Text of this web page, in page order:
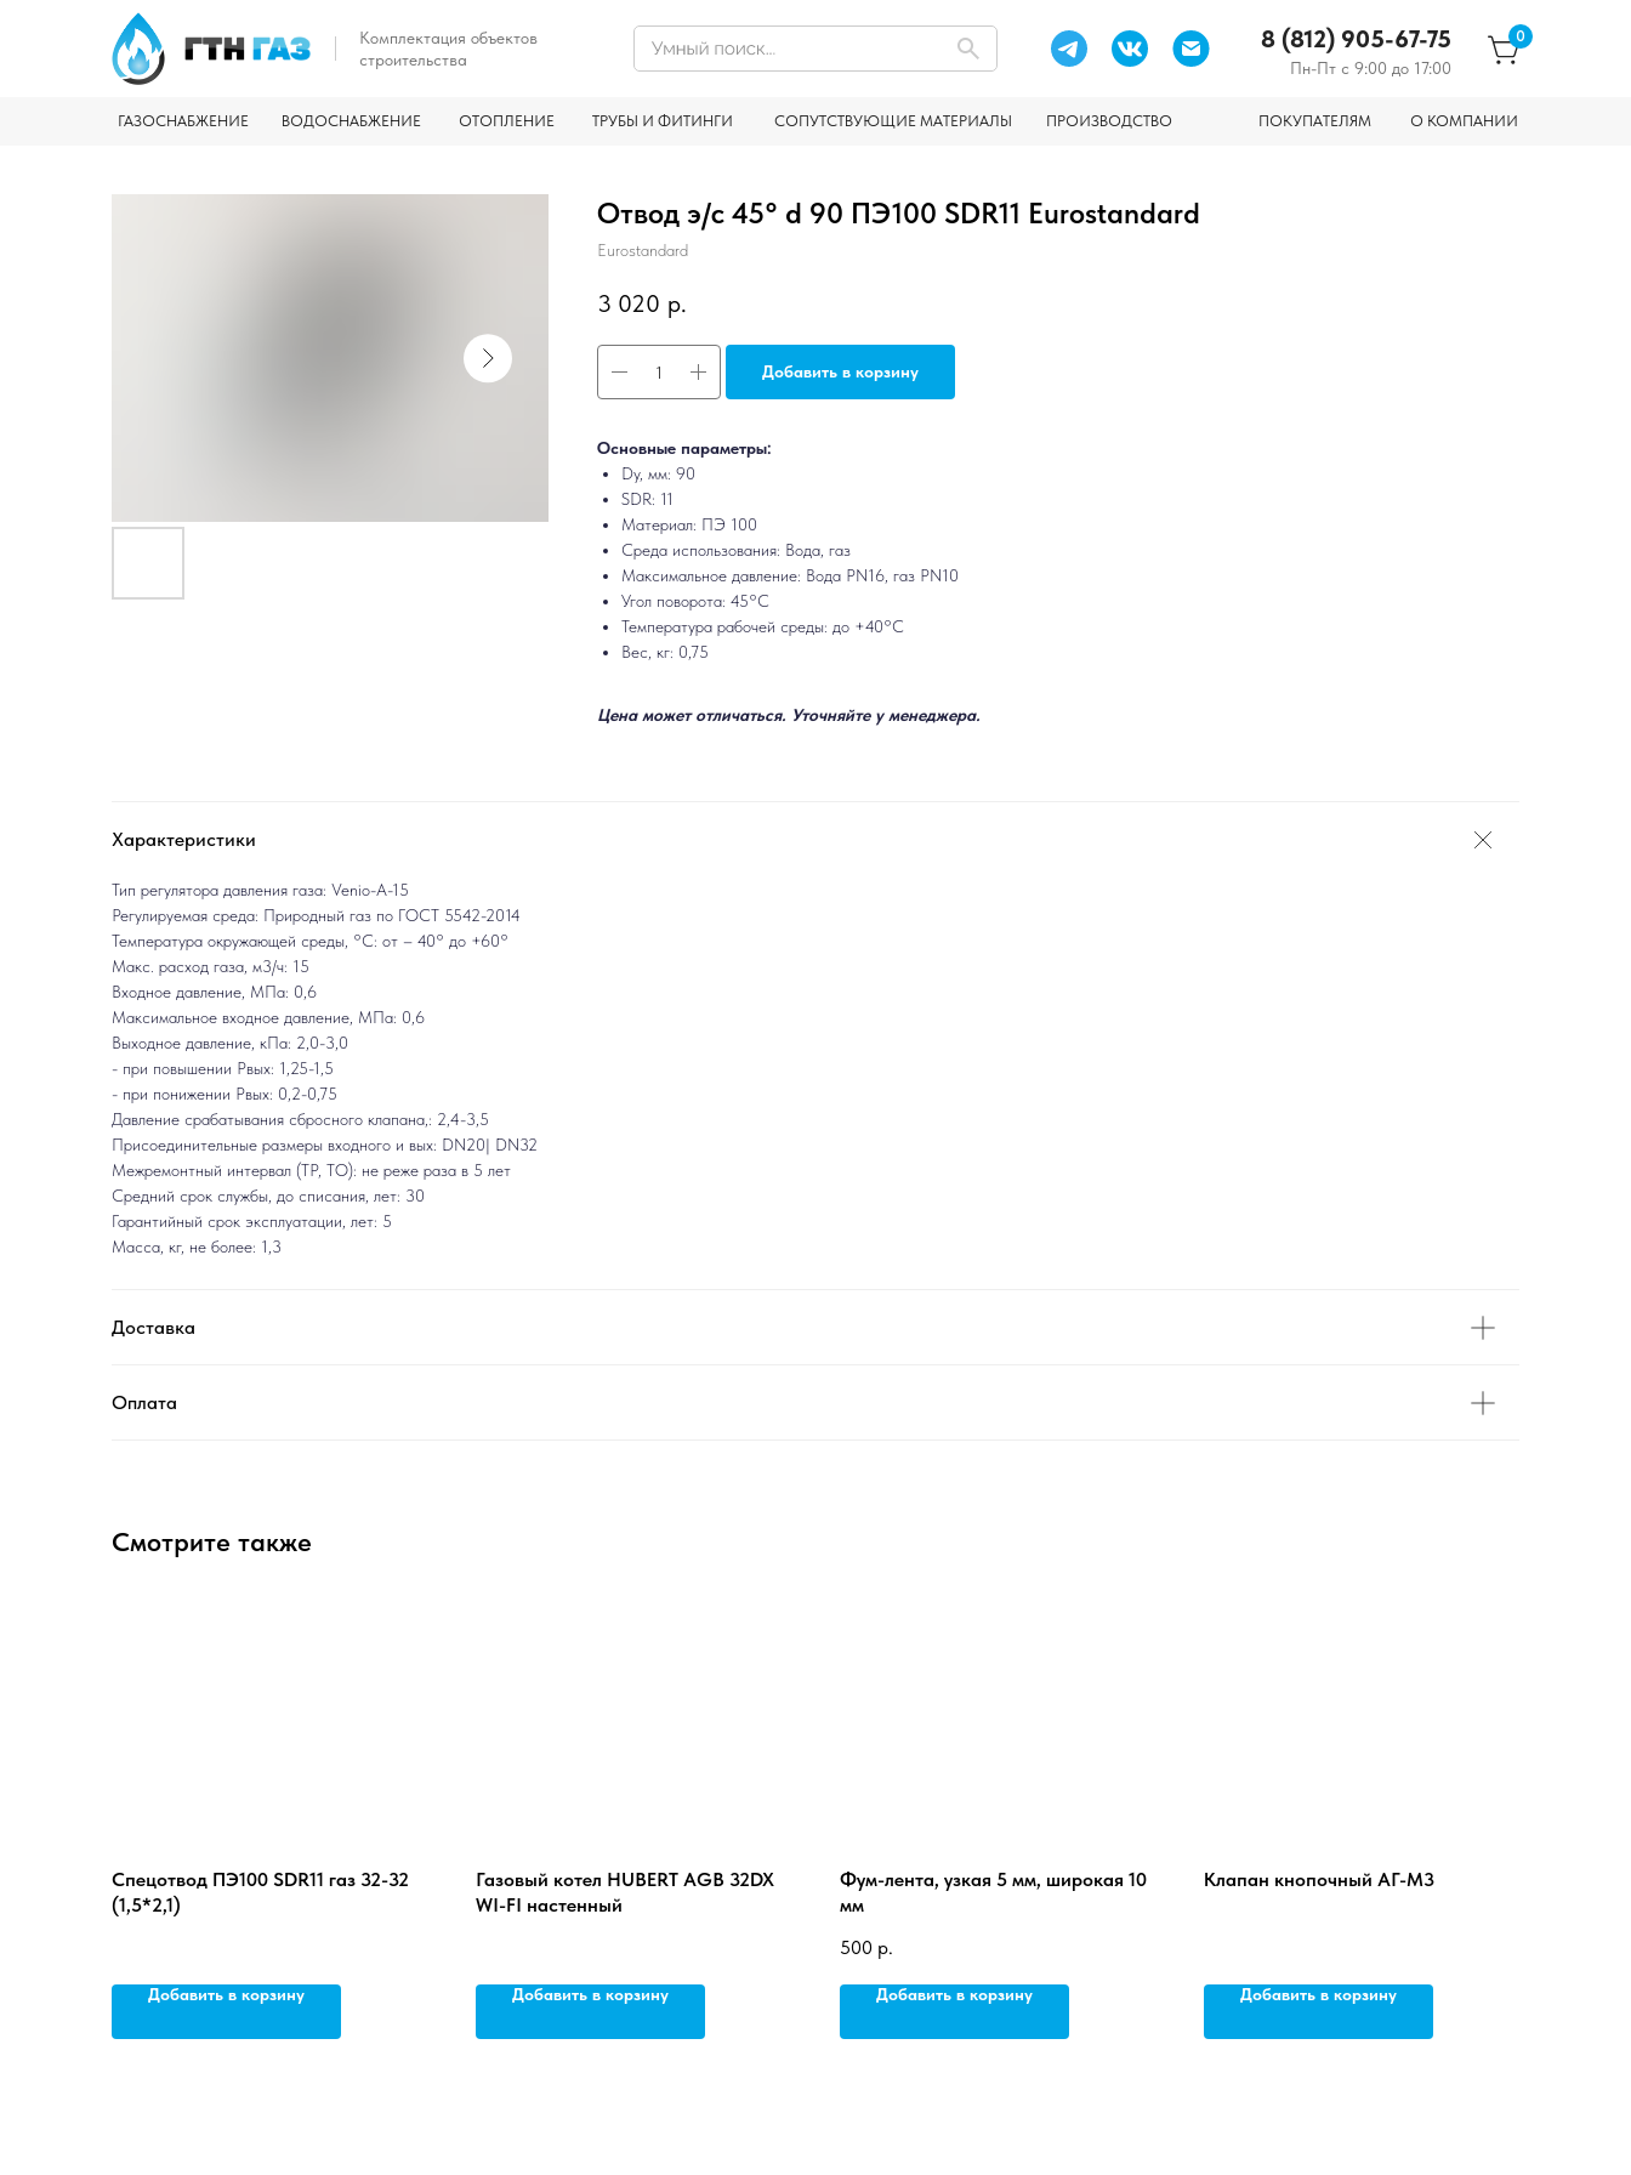
ГАЗОСНАБЖЕНИЕ
Комплектация объектов
строительства
ВОДОСНАБЖЕНИЕ ТРУБЫ И ФИТИНГИ
ОТОПЛЕНИЕ ПОКУПАТЕЛЯМ О КОМПАНИИ
8 (812) 905-67-75
Пн-Пт с 9:00 до 17:00
СОПУТСТВУЮЩИЕ МАТЕРИАЛЫ
0
ПРОИЗВОДСТВО
Отвод э/с 45° d 90 ПЭ100 SDR11 Eurostandard
Eurostandard
3 020 р.
Добавить в корзину
Основные параметры:
Dy, мм: 90
SDR: 11
Материал: ПЭ 100
Среда использования: Вода, газ
Максимальное давление: Вода PN16, газ PN10
Угол поворота: 45°C
Температура рабочей среды: до +40°C
Вес, кг: 0,75
Цена может отличаться. Уточняйте у менеджера.
Характеристики
Тип регулятора давления газа: Venio-A-15
Регулируемая среда: Природный газ по ГОСТ 5542-2014
Температура окружающей среды, °C: от – 40° до +60°
Макс. расход газа, м3/ч: 15
Входное давление, МПа: 0,6
Максимальное входное давление, МПа: 0,6
Выходное давление, кПа: 2,0-3,0
- при повышении Рвых: 1,25-1,5
- при понижении Рвых: 0,2-0,75
Давление срабатывания сбросного клапана,: 2,4-3,5
Присоединительные размеры входного и вых: DN20| DN32
Межремонтный интервал (ТР, ТО): не реже раза в 5 лет
Средний срок службы, до списания, лет: 30
Гарантийный срок эксплуатации, лет: 5
Масса, кг, не более: 1,3
Доставка
Оплата
Смотрите также
Спецотвод ПЭ100 SDR11 газ 32-32
(1,5*2,1)
Добавить в корзину
Газовый котел HUBERT AGB 32DX
WI-FI настенный
Добавить в корзину
Фум-лента, узкая 5 мм, широкая 10
мм
500 р.
Добавить в корзину
Клапан кнопочный АГ-М3
Добавить в корзину